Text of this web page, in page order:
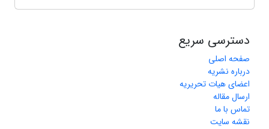
دسترسی سریع
صفحه اصلی
درباره نشریه
اعضای هیات تحریریه
ارسال مقاله
تماس با ما
نقشه سایت